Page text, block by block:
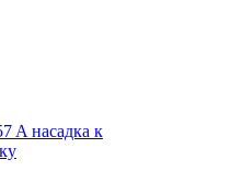
A насадка к